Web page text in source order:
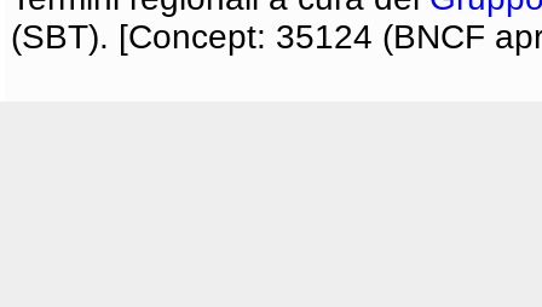
(SBT). [Concept: 35124 (BNCF